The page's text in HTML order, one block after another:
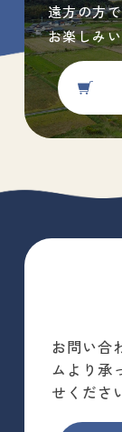
遠方の方
お楽しみ
お問い合
ムより承
せくださ